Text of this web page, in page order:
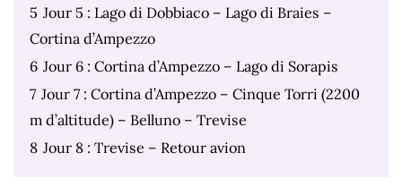
5 Jour 5 : Lago di Dobbiaco – Lago di Braies –
Cortina d’Ampezzo
6 Jour 6 : Cortina d’Ampezzo – Lago di Sorapis
7 Jour 7 : Cortina d’Ampezzo – Cinque Torri (2200
m d’altitude) – Belluno – Trevise
8 Jour 8 : Trevise – Retour avion